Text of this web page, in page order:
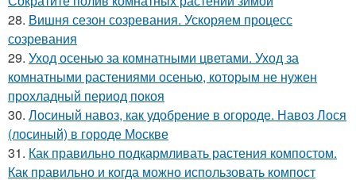
28. Вишня сезон созревания. Ускоряем процесс
созревания
29. Уход осенью за комнатными цветами. Уход за
комнатными растениями осенью, которым не нужен
прохладный период покоя
30. Лосиный навоз, как удобрение в огороде. Навоз Лося
(лосиный) в городе Москве
31. Как правильно подкармливать растения компостом.
Как правильно и когда можно использовать компост